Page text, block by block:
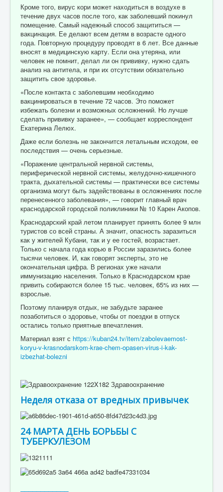
Кроме того, вирус кори может находиться в воздухе в
течение двух часов после того, как заболевший покинул
помещение. Самый надежный способ защититься —
вакцинация. Ее делают всем детям в возрасте одного
года. Повторную процедуру проводят в 6 лет. Все данные
вносят в медицинскую карту. Если она утеряна, или
человек не помнит, делал ли он прививку, нужно сдать
анализ на антитела, и при их отсутствии обязательно
защитить свое здоровье.
«После контакта с заболевшим необходимо
вакцинироваться в течение 72 часов. Это поможет
избежать болезни и возможных осложнений. Но лучше
сделать прививку заранее», — сообщает корреспондент
Екатерина Лелюх.
Даже если болезнь не закончится летальным исходом, ее
последствия — очень серьезные.
«Поражение центральной нервной системы,
периферической нервной системы, желудочно-кишечного
тракта, дыхательной системы — практически все системы
организма могут быть задействованы в осложнениях после
перенесенного заболевания», — говорит главный врач
краснодарской городской поликлиники № 10 Карен Акопов.
Краснодарский край летом планирует принять более 9 млн
туристов со всей страны. А значит, опасность заразиться
как у жителей Кубани, так и у ее гостей, возрастает.
Только с начала года корью в России заразились более
тысячи человек. И, как говорят эксперты, это не
окончательная цифра. В регионах уже начали
иммунизацию населения. Только в Краснодарском крае
привить собираются более 15 тыс. человек, 65% из них —
взрослые.
Поэтому планируя отдых, не забудьте заранее
позаботиться о здоровье, чтобы от поездки в отпуск
остались только приятные впечатления.
Материал взят с https://kuban24.tv/item/zabolevaemost-
koryu-v-krasnodarskom-krae-chem-opasen-virus-i-kak-
izbezhat-bolezni
Неделя отказа от вредных привычек
24 МАРТА ДЕНЬ БОРЬБЫ С
ТУБЕРКУЛЕЗОМ